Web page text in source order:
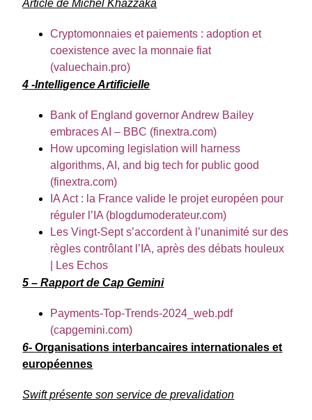
Article de Michel Khazzaka
Cryptomonnaies et paiements : adoption et
coexistence avec la monnaie fiat
(valuechain.pro)
4 -Intelligence Artificielle
Bank of England governor Andrew Bailey
embraces AI – BBC (finextra.com)
How upcoming legislation will harness
algorithms, AI, and big tech for public good
(finextra.com)
IA Act : la France valide le projet européen pour
réguler l’IA (blogdumoderateur.com)
Les Vingt-Sept s’accordent à l’unanimité sur des
règles contrôlant l’IA, après des débats houleux
| Les Echos
5 – Rapport de Cap Gemini
Payments-Top-Trends-2024_web.pdf
(capgemini.com)
6-Organisations interbancaires internationales et
européennes
Swift présente son service de prevalidation